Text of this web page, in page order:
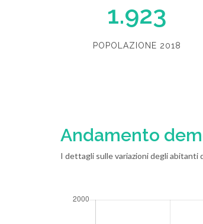
1.923
POPOLAZIONE 2018
Andamento
I dettagli sulle variazioni degli abitanti